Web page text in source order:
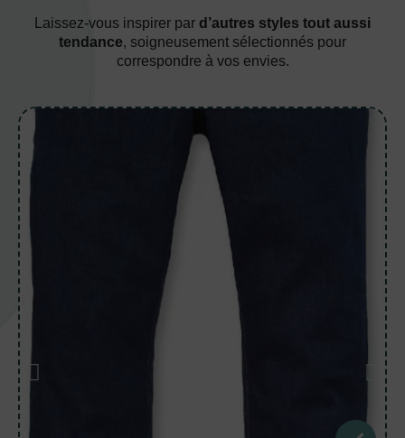
Laissez-vous inspirer par d’autres styles tout aussi
tendance, soigneusement sélectionnés pour
correspondre à vos envies.